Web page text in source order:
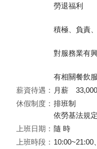
勞退福利
積極、負責
對服務業有
有相關餐飲
薪資待遇： 月薪
休假制度： 排班制
依勞基法規
上班日期： 隨 時
上班時段： 10:00~21:00